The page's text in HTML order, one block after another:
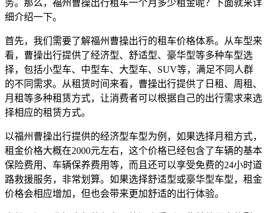
务。那么，福州曹操出行租车一个月多少租金呢？下面就来详
细介绍一下。
首先，我们需要了解福州曹操出行的租车价格体系。从车型来
看，曹操出行提供了经济型、舒适型、豪华型等多种车型选
择，包括小型车、中型车、大型车、SUV等，满足不同人群
的不同需求。从租赁时间来看，曹操出行提供了日租、周租、
月租等多种租赁方式，让消费者可以根据自己的出行需求来选
择相应的租赁方式。
以福州曹操出行提供的经济型车型为例，如果选择月租方式，
租金价格大概在2000元左右，这个价格已经包含了车辆的基本
保险费用、车辆保养费用等，而且还可以享受免费的24小时道
路救援服务，非常划算。如果选择舒适型或豪华型车型，租金
价格会相应增加，但也会带来更加舒适的出行体验。